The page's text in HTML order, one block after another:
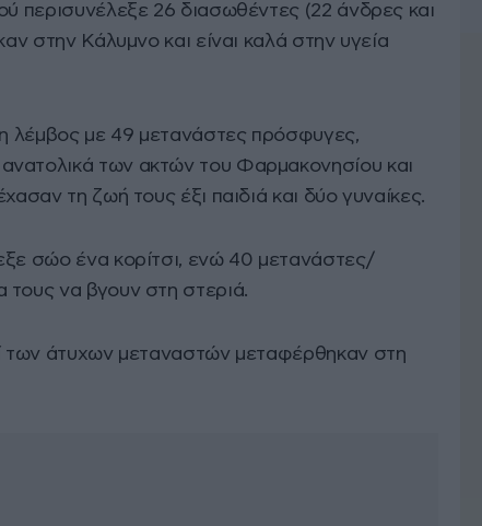
περισυνέλεξε 26 διασωθέντες (22 άνδρες και
στην Κάλυμνο και είναι καλά στην υγεία
λέμβος με 49 μετανάστες πρόσφυγες,
των ακτών του Φαρμακονησίου και
τη ζωή τους έξι παιδιά και δύο γυναίκες.
σώο ένα κορίτσι, ενώ 40 μετανάστες/
τους να βγουν στη στεριά.
των άτυχων μεταναστών μεταφέρθηκαν στη